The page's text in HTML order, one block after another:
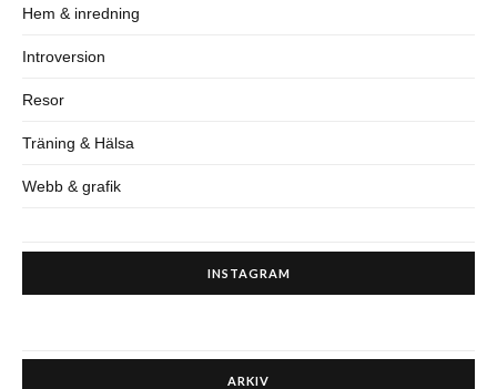
Hem & inredning
Introversion
Resor
Träning & Hälsa
Webb & grafik
INSTAGRAM
ARKIV